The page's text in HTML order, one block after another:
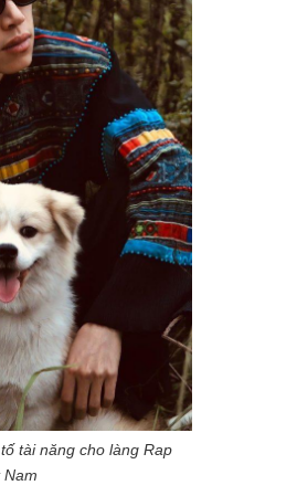
tài năng cho làng Rap
Nam